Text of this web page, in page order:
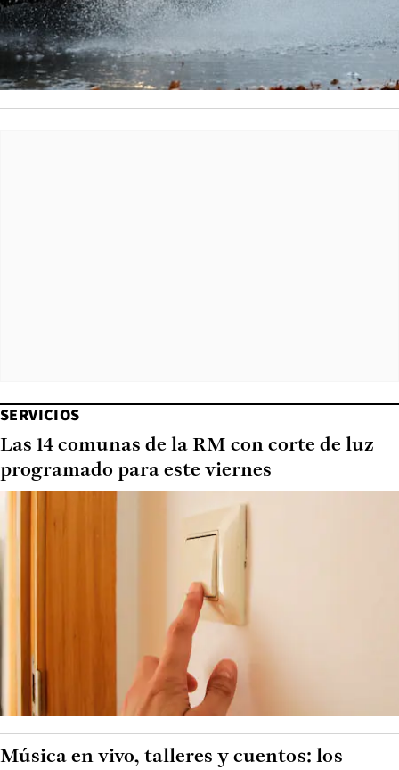
SERVICIOS
Las 14 comunas de la RM con corte de luz
programado para este viernes
Música en vivo, talleres y cuentos: los